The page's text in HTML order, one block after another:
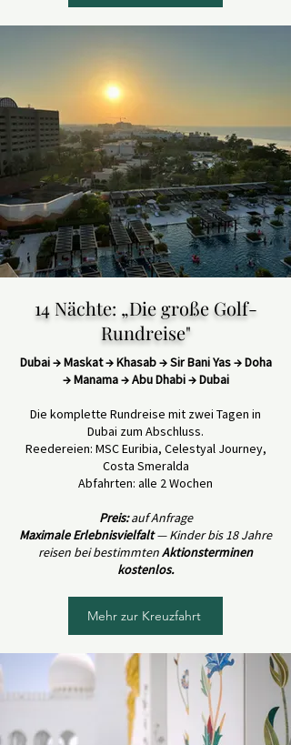
14 Nächte: „Die große Golf-
Rundreise"
Dubai → Maskat → Khasab → Sir Bani Yas → Doha
→ Manama → Abu Dhabi → Dubai
Die komplette Rundreise mit zwei Tagen in
Dubai zum Abschluss.
Reedereien: MSC Euribia, Celestyal Journey,
Costa Smeralda
Abfahrten: alle 2 Wochen
Preis:auf Anfrage
Maximale Erlebnisvielfalt— Kinder bis 18 Jahre
reisen bei bestimmtenAktionsterminen
kostenlos.
Mehr zur Kreuzfahrt